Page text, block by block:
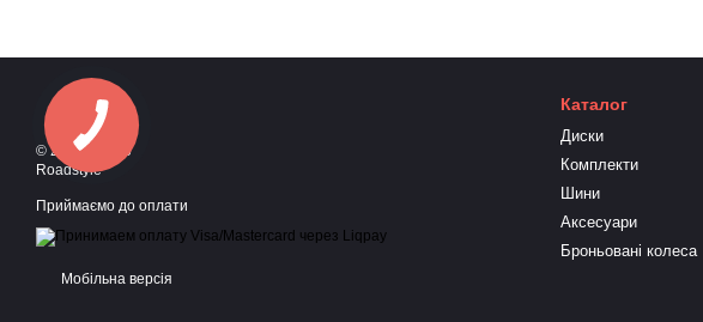
© 2016—2026
Roadstyle
Приймаємо до оплати
Мобільна версія
Каталог
Диски
Комплекти
Шини
Аксесуари
Броньовані колеса